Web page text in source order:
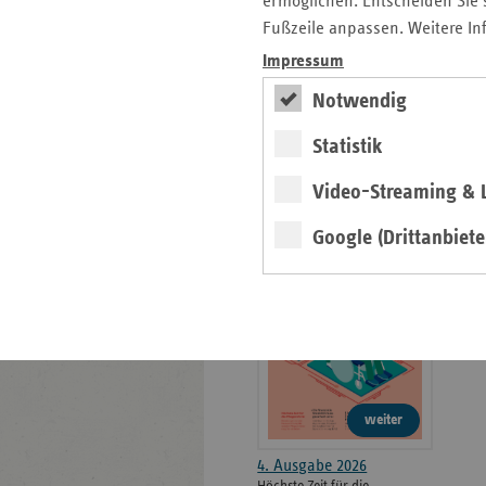
Fußzeile anpassen. Weitere
Impressum
Notwendig
Statistik
Video-Streaming &
Google
Informationen
Kontakt und Anfahrt
Der vdek
Karriere
ersatzkasse magazin.
ePaper
weiter
4. Ausgabe 2026